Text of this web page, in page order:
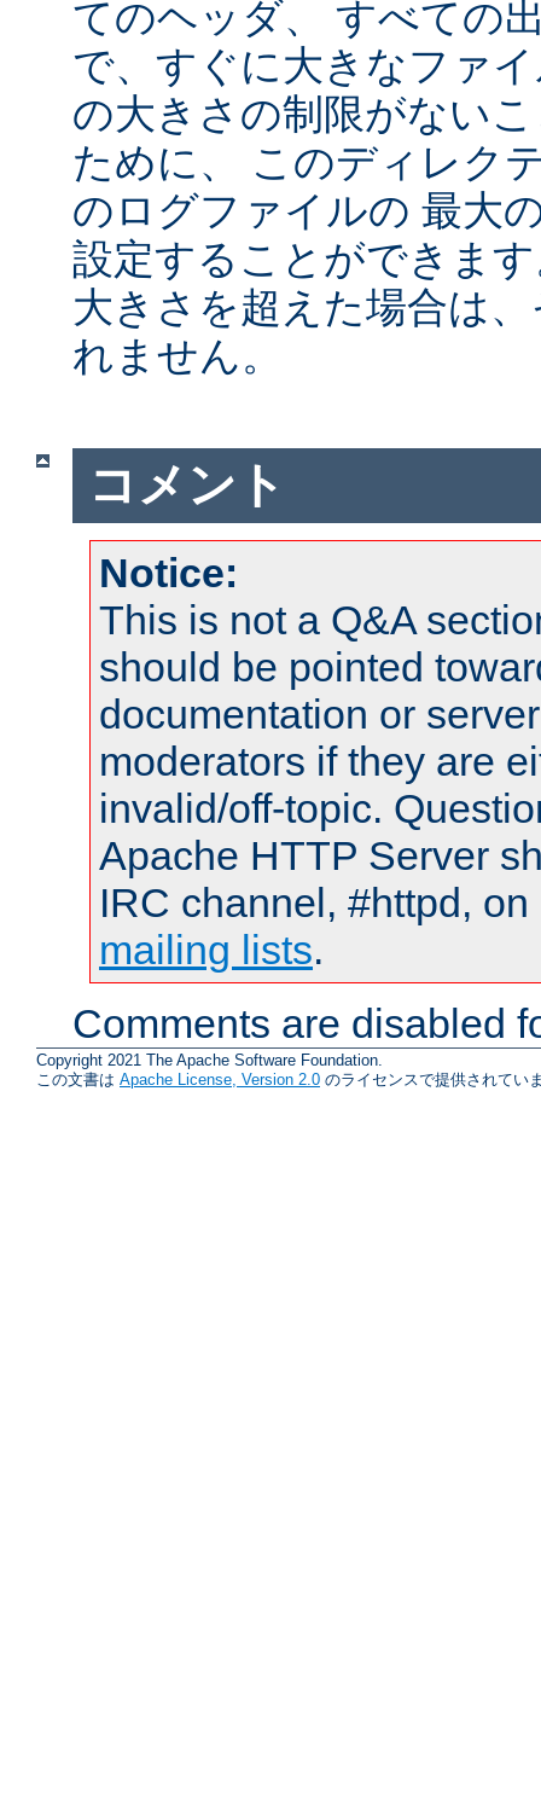
てのヘッダ、 すべての
で、すぐに大きなファ
の大きさの制限がない
ために、 このディレク
のログファイルの 最大
設定することができま
大きさを超えた場合は
れません。
コメント
Notice:
This is not a Q&A
should be pointed
documentation or
moderators if they are
invalid/off-topic.
Apache HTTP Server
IRC channel, #httpd,
mailing lists.
Comments are disabled
Copyright 2021 The Apache Software Foundation.
この文書は Apache License, Version 2.0 のライセンスで提供されてい